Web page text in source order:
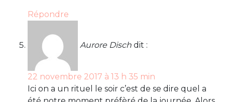
Répondre
Aurore Disch dit :
22 novembre 2017 à 13 h 35 min
Ici on a un rituel le soir c’est de se dire quel a